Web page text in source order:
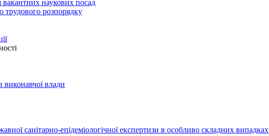
наукових посад
трудового розпорядку
виконавчої влади
санітарно-епідеміологічної експертизи в особливо складних випадках